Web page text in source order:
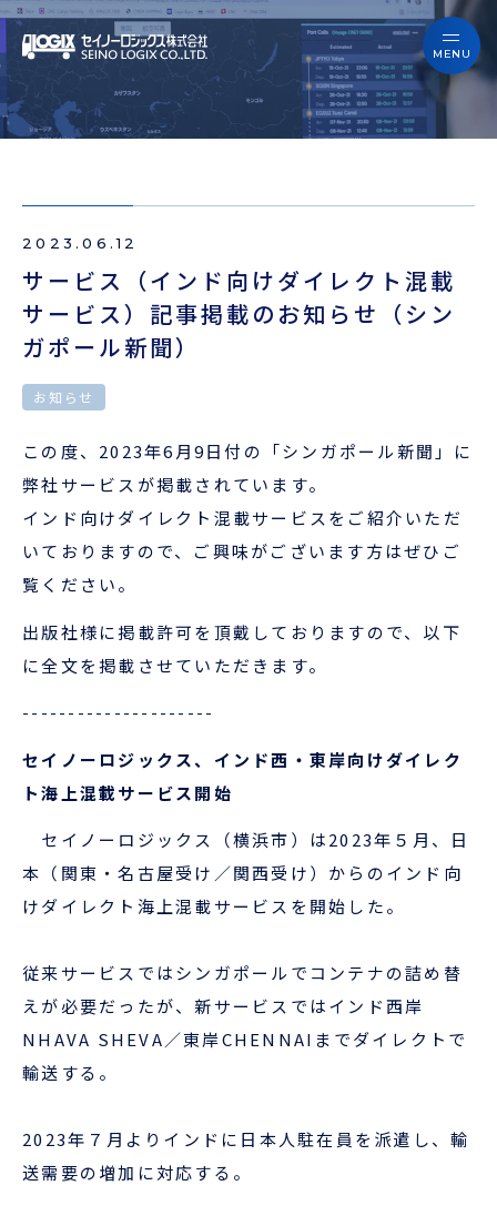
会員ログイン
本船スケジュール
お役立ち資料
セイノーロジックスを知る
サービス
お役立ちブログ
よくあるご質問
ニュース
企業情報
セイノーロジックスを知る
事例
お役立ちブログ
ニュース
採用情報
ほっとひといき
会員ログイン
お役立ちメニュー（輸出）
お問い合わせ
ENGLISH
2023.06.12
サービス（インド向けダイレクト混載
サービス）記事掲載のお知らせ（シン
ガポール新聞）
お知らせ
この度、2023年6月9日付の「シンガポール新聞」に
弊社サービスが掲載されています。
インド向けダイレクト混載サービス をご紹介いただ
いておりますので、ご興味がございます方はぜひご
覧ください。
出版社様に掲載許可を頂戴しておりますので、以下
に全文を掲載させていただきます。
---------------------
セイノーロジックス、インド西・東岸向けダイレク
ト海上混載サービス開始
セイノーロジックス（横浜市）は2023年５月、日
本（関東・名古屋受け／関西受け）からのインド向
けダイレクト海上混載サービスを開始した。
従来サービスではシンガポールでコンテナの詰め替
えが必要だったが、新サービスではインド西岸
NHAVA SHEVA／東岸CHENNAIまでダイレクトで
輸送する。
2023年７月よりインドに日本人駐在員を派遣し、輸
送需要の増加に対応する。